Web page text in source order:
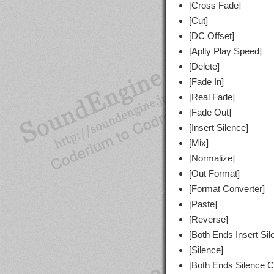
[Cross Fade]
[Cut]
[DC Offset]
[Aplly Play Speed]
[Delete]
[Fade In]
[Real Fade]
[Fade Out]
[Insert Silence]
[Mix]
[Normalize]
[Out Format]
[Format Converter]
[Paste]
[Reverse]
[Both Ends Insert
[Silence]
[Both Ends Silence